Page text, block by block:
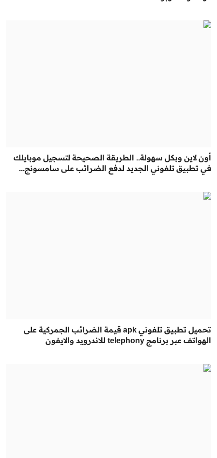
أون لاين وبكل سهولة.. الطريقة الصحيحة لتسجيل موبايلك
في تطبيق تلفوني الجديد لدفع الضرائب على سامسونج...
تحميل تطبيق تلفوني apk قيمة الضرائب الجمركية على
الهواتف عبر برنامج telephony للاندرويد والايفون